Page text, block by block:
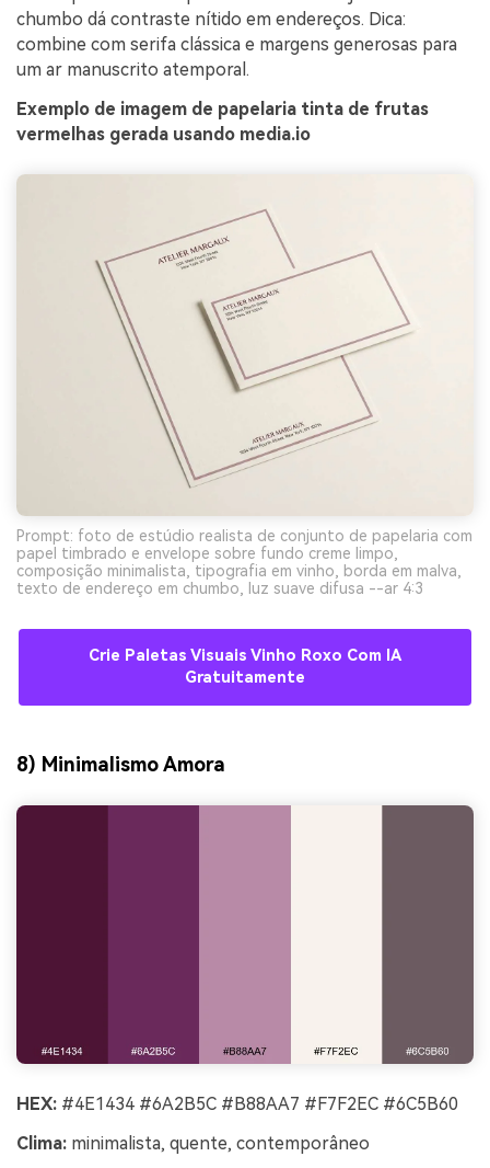
chumbo dá contraste nítido em endereços. Dica:
combine com serifa clássica e margens generosas para
um ar manuscrito atemporal.
Exemplo de imagem de papelaria tinta de frutas
vermelhas gerada usando media.io
Prompt: foto de estúdio realista de conjunto de papelaria com
papel timbrado e envelope sobre fundo creme limpo,
composição minimalista, tipografia em vinho, borda em malva,
texto de endereço em chumbo, luz suave difusa --ar 4:3
Crie Paletas Visuais Vinho Roxo Com IA
Gratuitamente
8) Minimalismo Amora
HEX: #4E1434 #6A2B5C #B88AA7 #F7F2EC #6C5B60
Clima: minimalista, quente, contemporâneo